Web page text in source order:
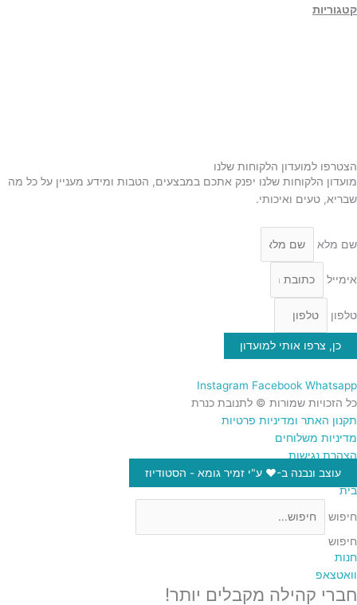
קטגוריות
הצטרפו למועדון הלקוחות שלנו
מועדון הלקוחות שלנו יפנק אתכם במבצעים, הטבות ומידע מעניין על כל מה
שבריא, טעים ואיכותי.
שם מלא
אימייל
טלפון
כן, צרפו אותי למועדון
Instagram Facebook Whatsapp
כל הזכויות שמורות © לתנובת כנרת
תקנון האתר ומדיניות פרטיות
מדיניות משלוחים
הצהרת נגישות
עוצב ונבנה ב-♥︎ ע"י זמיר גומא - הסטודיוז
בית
חיפוש
חיפוש
חנות
וואטצאפ
חברי קהילה מקבלים יותר!